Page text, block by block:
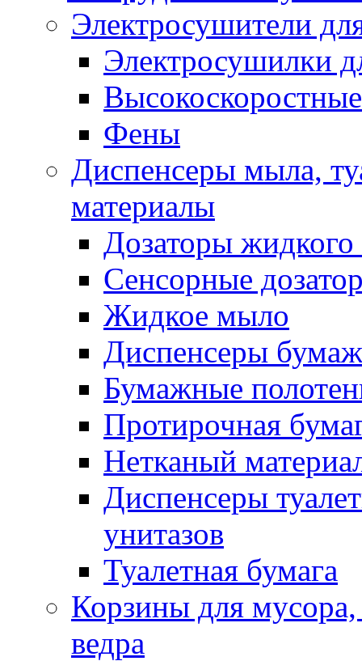
Электросушители
Электросушилки
Фены
Диспенсеры мыла,
материалы
Дозаторы
Сенсорные
Жидкое мыло
Диспенсеры
Бумажные
Протирочная
Нетканый
Диспенсеры
унитазов
Туалетная бумага
Корзины для
ведра